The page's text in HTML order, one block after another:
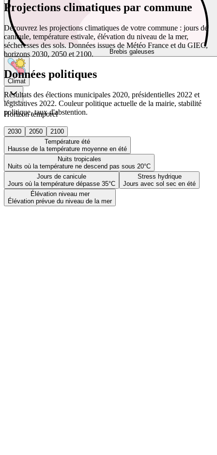
Brebis galeuses
Climat
Horizon temporel
2030 2050
2100
Température été
Hausse de la température moyenne en été
Nuits tropicales
Nuits où la température ne descend pas sous 20°C
Jours de canicule
Jours où la température dépasse 35°C
Stress hydrique
Jours avec sol sec en été
Élévation niveau mer
Élévation prévue du niveau de la mer
Projections climatiques par commune
Découvrez les projections climatiques de votre commune : jours de
canicule, température estivale, élévation du niveau de la mer,
sécheresses des sols. Données issues de Météo France et du GIEC,
horizons 2030, 2050 et 2100.
Données politiques
Résultats des élections municipales 2020, présidentielles 2022 et
législatives 2022. Couleur politique actuelle de la mairie, stabilité
politique, taux d'abstention.